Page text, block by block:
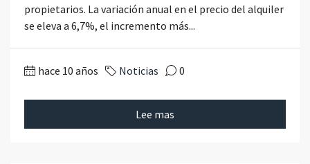
propietarios. La variación anual en el precio del alquiler
se eleva a 6,7%, el incremento más...
hace 10 años Noticias 0
Lee mas